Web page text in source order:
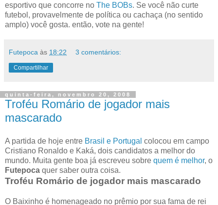
esportivo que concorre no The BOBs. Se você não curte
futebol, provavelmente de política ou cachaça (no sentido
amplo) você gosta. então, vote na gente!
Futepoca às 18:22 3 comentários:
Compartilhar
quinta-feira, novembro 20, 2008
Troféu Romário de jogador mais
mascarado
A partida de hoje entre Brasil e Portugal colocou em campo
Cristiano Ronaldo e Kaká, dois candidatos a melhor do
mundo. Muita gente boa já escreveu sobre quem é melhor, o
Futepoca quer saber outra coisa.
Troféu Romário de jogador mais mascarado
O Baixinho é homenageado no prêmio por sua fama de rei